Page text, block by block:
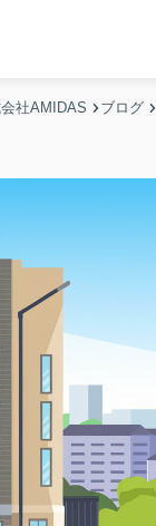
社AMIDAS ブログ